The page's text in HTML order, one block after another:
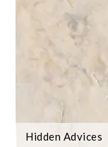
Hidden Advices